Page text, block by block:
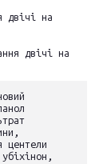
двічі на
двічі на
центели